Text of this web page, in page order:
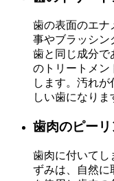
歯の表面のエナ
事やブラッシン
歯と同じ成分で
のトリートメン
します。汚れ
しい歯になりま
歯肉のピー
歯肉に付いてし
ずみは、自然に